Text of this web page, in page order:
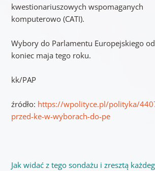
kwestionariuszowych wspomaganych
komputerowo (CATI).
Wybory do Parlamentu Europejskiego
koniec maja tego roku.
kk/PAP
źródło: https://wpolityce.pl/polityka/
przed-ke-w-wyborach-do-pe
Jak widać z tego sondażu i zresztą